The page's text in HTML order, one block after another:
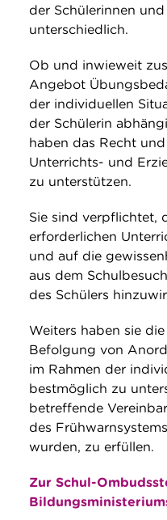
der Schülerinnen
unterschiedlich.
Ob und inwieweit
Angebot
der individuellen
der Schülerin
haben das Recht
Unterrichts- und
zu unterstützen.
Sie sind verpflichtet,
erforderlichen
und auf die
aus dem
des Schülers
Weiters haben sie
Befolgung von
im Rahmen der
bestmöglich zu
betreffende
des
wurden, zu erfüllen.
Zur Schul-